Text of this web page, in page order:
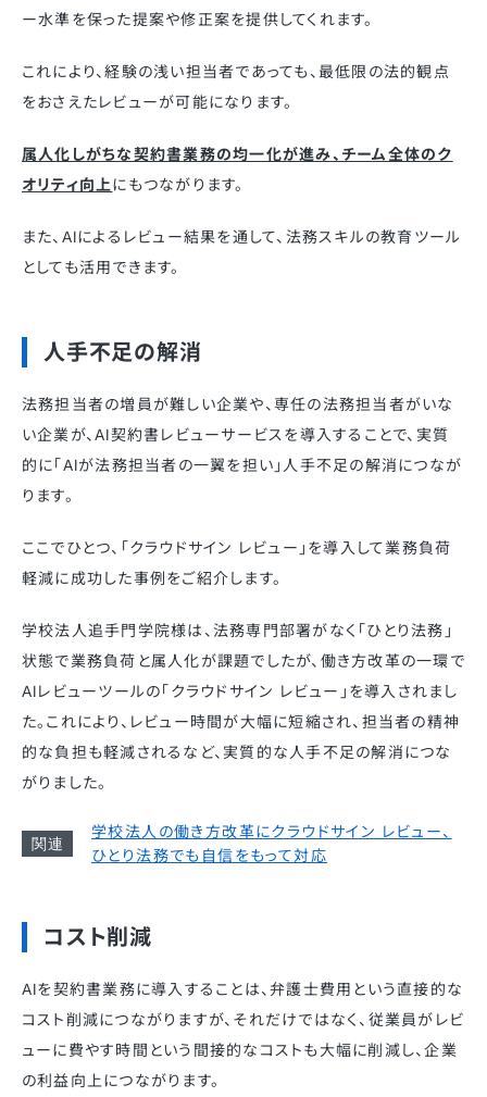
ー水準を保った提案や修正案を提供してくれます。
これにより、経験の浅い担当者であっても、最低限の法的観点
をおさえたレビューが可能になります。
属人化しがちな契約書業務の均一化が進み、チーム全体のク
オリティ向上にもつながります。
また、AIによるレビュー結果を通して、法務スキルの教育ツール
としても活用できます。
人手不足の解消
法務担当者の増員が難しい企業や、専任の法務担当者がいな
い企業が、AI契約書レビューサービスを導入することで、実質
的に「AIが法務担当者の一翼を担い」人手不足の解消につなが
ります。
ここでひとつ、「クラウドサイン レビュー」を導入して業務負荷
軽減に成功した事例をご紹介します。
学校法人追手門学院様は、法務専門部署がなく「ひとり法務」
状態で業務負荷と属人化が課題でしたが、働き方改革の一環で
AIレビューツールの「クラウドサイン レビュー」を導入されまし
た。これにより、レビュー時間が大幅に短縮され、担当者の精神
的な負担も軽減されるなど、実質的な人手不足の解消につな
がりました。
学校法人の働き方改革にクラウドサイン レビュー、
ひとり法務でも自信をもって対応
コスト削減
AIを契約書業務に導入することは、弁護士費用という直接的な
コスト削減につながりますが、それだけではなく、従業員がレビ
ューに費やす時間という間接的なコストも大幅に削減し、企業
の利益向上につながります。